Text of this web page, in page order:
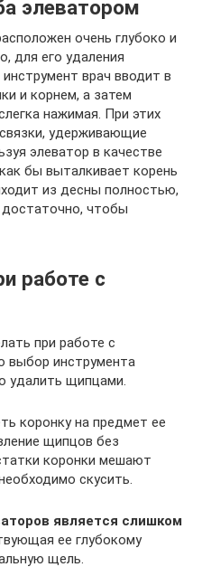
элеватором
очень глубоко и
для его удаления
врач вводит в
и корнем, а затем
нажимая. При этих
удерживающие
элеватор в качестве
бы выталкивает корень
из десны полностью,
чтобы
работе с
при работе с
выбор инструмента
удалить щипцами.
коронку на предмет ее
щипцов без
коронки мешают
скусить.
является слишком
ее глубокому
щель.